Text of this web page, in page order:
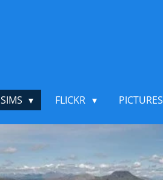
SIMS FLICKR PICTURES